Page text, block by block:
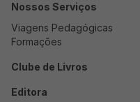
Nossos Serviços
Viagens Pedagógicas
Formações
Clube de Livros
Editora